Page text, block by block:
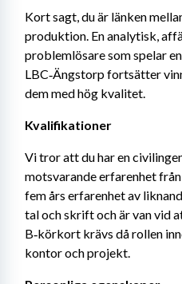
Kort sagt, du är länken
produktion. En analytisk,
problemlösare som spelar
LBC‑Ängstorp fortsätter
dem med hög kvalitet.
Kvalifikationer
Vi tror att du har en
motsvarande erfarenhet
fem års erfarenhet av
tal och skrift och är van vid
B‑körkort krävs då rollen
kontor och projekt.